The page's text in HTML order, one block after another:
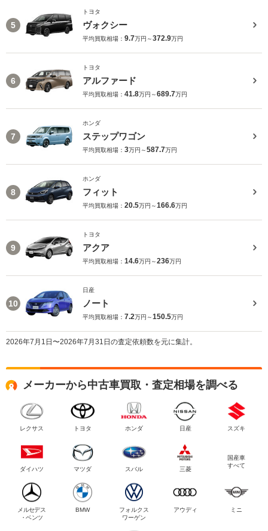
5
トヨタ
ヴォクシー
平均買取相場： 9.7万円～372.9万円
6
トヨタ
アルファード
平均買取相場： 41.8万円～689.7万円
7
ホンダ
ステップワゴン
平均買取相場： 3万円～587.7万円
8
ホンダ
フィット
平均買取相場： 20.5万円～166.6万円
9
トヨタ
アクア
平均買取相場： 14.6万円～236万円
10
日産
ノート
平均買取相場： 7.2万円～150.5万円
2026年7月1日〜2026年7月31日の査定依頼数を元に集計。
メーカーから中古車買取・査定相場を調べる
レクサス トヨタ ホンダ 日産 スズキ
ダイハツ マツダ スバル 三菱
国産車
すべて
メルセデス
・ベンツ
BMW
フォルクス
ワーゲン
アウディ ミニ